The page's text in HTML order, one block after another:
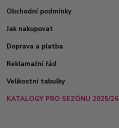
Obchodní podmínky
Jak nakupovat
Doprava a platba
Reklamační řád
Velikostní tabulky
KATALOGY PRO SEZÓNU 2025/26